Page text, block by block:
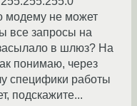
модему не может
все запросы на
в шлюз? На
понимаю, через
специфики работы
подскажите...